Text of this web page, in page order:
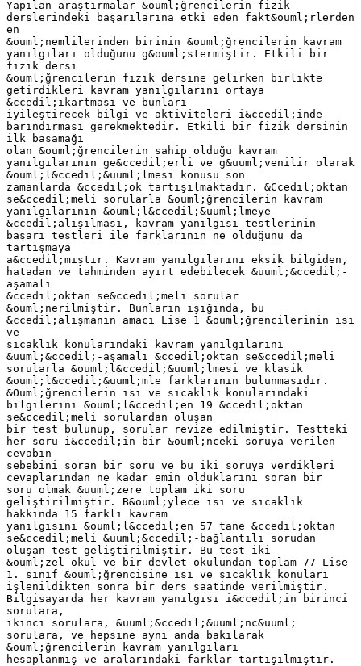
Yapılan araştırmalar &ouml;ğrencilerin fizik
derslerindeki başarılarına etki eden fakt&ouml;rlerden
en
&ouml;nemlilerinden birinin &ouml;ğrencilerin kavram
yanılgıları olduğunu g&ouml;stermiştir. Etkili bir
fizik dersi
&ouml;ğrencilerin fizik dersine gelirken birlikte
getirdikleri kavram yanılgılarını ortaya
&ccedil;ıkartması ve bunları
iyileştirecek bilgi ve aktiviteleri i&ccedil;inde
barındırması gerekmektedir. Etkili bir fizik dersinin
ilk basamağı
olan &ouml;ğrencilerin sahip olduğu kavram
yanılgılarının ge&ccedil;erli ve g&uuml;venilir olarak
&ouml;l&ccedil;&uuml;lmesi konusu son
zamanlarda &ccedil;ok tartışılmaktadır. &Ccedil;oktan
se&ccedil;meli sorularla &ouml;ğrencilerin kavram
yanılgılarının &ouml;l&ccedil;&uuml;lmeye
&ccedil;alışılması, kavram yanılgısı testlerinin
başarı testleri ile farklarının ne olduğunu da
tartışmaya
a&ccedil;mıştır. Kavram yanılgılarını eksik bilgiden,
hatadan ve tahminden ayırt edebilecek &uuml;&ccedil;-
aşamalı
&ccedil;oktan se&ccedil;meli sorular
&ouml;nerilmiştir. Bunların ışığında, bu
&ccedil;alışmanın amacı Lise 1 &ouml;ğrencilerinin ısı
ve
sıcaklık konularındaki kavram yanılgılarını
&uuml;&ccedil;-aşamalı &ccedil;oktan se&ccedil;meli
sorularla &ouml;l&ccedil;&uuml;lmesi ve klasik
&ouml;l&ccedil;&uuml;mle farklarının bulunmasıdır.
&Ouml;ğrencilerin ısı ve sıcaklık konularındaki
bilgilerini &ouml;l&ccedil;en 19 &ccedil;oktan
se&ccedil;meli sorulardan oluşan
bir test bulunup, sorular revize edilmiştir. Testteki
her soru i&ccedil;in bir &ouml;nceki soruya verilen
cevabın
sebebini soran bir soru ve bu iki soruya verdikleri
cevaplarından ne kadar emin olduklarını soran bir
soru olmak &uuml;zere toplam iki soru
geliştirilmiştir. B&ouml;ylece ısı ve sıcaklık
hakkında 15 farklı kavram
yanılgısını &ouml;l&ccedil;en 57 tane &ccedil;oktan
se&ccedil;meli &uuml;&ccedil;-bağlantılı sorudan
oluşan test geliştirilmiştir. Bu test iki
&ouml;zel okul ve bir devlet okulundan toplam 77 Lise
1. sınıf &ouml;ğrencisine ısı ve sıcaklık konuları
işlenildikten sonra bir ders saatinde verilmiştir.
Bilgisayarda her kavram yanılgısı i&ccedil;in birinci
sorulara,
ikinci sorulara, &uuml;&ccedil;&uuml;nc&uuml;
sorulara, ve hepsine aynı anda bakılarak
&ouml;ğrencilerin kavram yanılgıları
hesaplanmış ve aralarındaki farklar tartışılmıştır.